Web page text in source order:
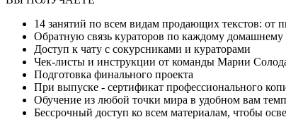
14 занятий по всем видам продающих текстов: от
Обратную связь кураторов по каждому домашнему
Доступ к чату с сокурсниками и кураторами
Чек-листы и инструкции от команды Марии
Подготовка финального проекта
При выпуске - сертификат профессионального
Обучение из любой точки мира в удобном вам
Бессрочный доступ ко всем материалам, чтобы